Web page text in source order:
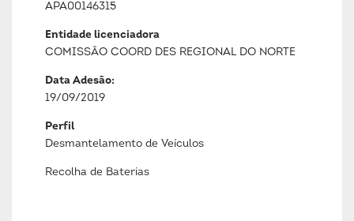
APA00146315
Entidade licenciadora
COMISSÃO COORD DES REGIONAL DO NORTE
Data Adesão:
19/09/2019
Perfil
Desmantelamento de Veículos
Recolha de Baterias